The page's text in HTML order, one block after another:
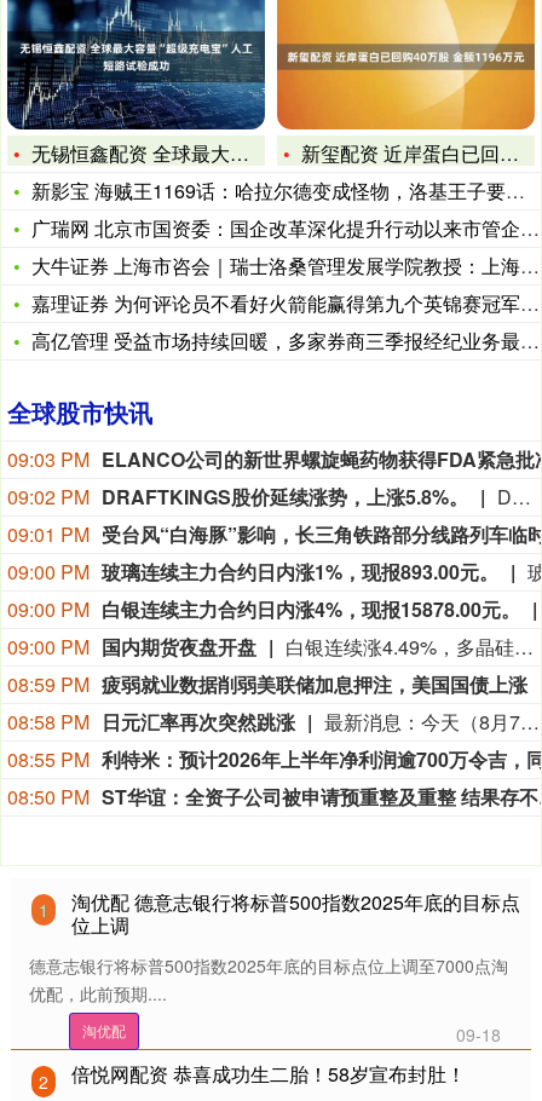
无锡恒鑫配资 全球最大容量“超级充电宝”人工短路试验成功
新玺配资 近岸蛋白已回购40万股 金额1196万元
新影宝 海贼王1169话：哈拉尔德变成怪物，洛基王子要吃下尼
广瑞网 北京市国资委：国企改革深化提升行动以来市管企业战新
大牛证券 上海市咨会｜瑞士洛桑管理发展学院教授：上海必须成为
嘉理证券 为何评论员不看好火箭能赢得第九个英锦赛冠军？怀特马
高亿管理 受益市场持续回暖，多家券商三季报经纪业务最为亮眼
全球股市快讯
09:03 PM
09:02 PM DRAFTKINGS股价延续涨势，上涨5.8%。
DRAFTKINGS股价延续涨势，上涨5.8%。
09:01 PM
09:00 PM 玻璃连续主力合约日内涨1%，现报893.00元。
09:00 PM 白银连续主力合约日内涨4%，现报15878.00元。
09:00 PM 国内期货夜盘开盘
白银连续涨4.49%，多晶硅连续涨2.95%，黄金连续涨2.45%，工业硅连续涨1.91%，鸡蛋连续涨1.72%。
08:59 PM 疲弱就业数据削弱美联储加息押注，美国国债上涨
08:58 PM 日元汇率再次突然跳涨
最新消息：今天（8月7日），在疲软的美国就业数据公布后，日元兑美元汇率再次突然跳涨：美元一度下跌1.1%，至1美元兑156.68日元。目前尚不清楚是什么推动了这一市场波动，也不确定日本是否再次入市干预。 日本财务大臣片山皋月和美国财长贝森特8月3日确认，日美于美东时间7月31日联合干预外汇市场，支撑日元汇率。干预后，日元汇率一度升至1美元兑换155日元区间，但今天早些时候已回落至1美元兑换158日元区间。（CCTV国际时讯）
08:55 PM
08:50 PM
ST华
1
淘优配 德意志银行将标普500指数2025年底的目标点
位上调
德意志银行将标普500指数2025年底的目标点位上调至7000点淘
优配，此前预期....
淘优配
09-18
2
倍悦网配资 恭喜成功生二胎！58岁宣布封肚！